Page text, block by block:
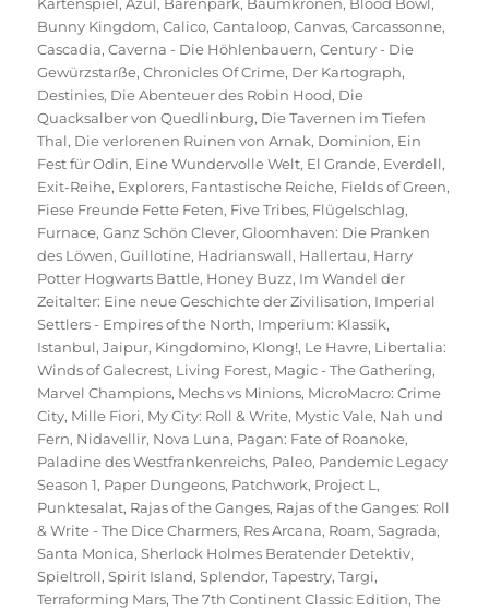
Bunny Kingdom,Calico,Cantaloop,Canvas,Carcassonne,
Cascadia,Caverna - Die Höhlenbauern,Century - Die
Gewürzstarße,Chronicles Of Crime, Der Kartograph,
Destinies, Die Abenteuer des Robin Hood, Die
Quacksalber von Quedlinburg, Die Tavernen im Tiefen
Thal, Die verlorenen Ruinen von Arnak, Dominion, Ein
Fest für Odin, Eine Wundervolle Welt, El Grande, Everdell,
Exit-Reihe, Explorers, Fantastische Reiche, Fields of Green,
Fiese Freunde Fette Feten, Five Tribes, Flügelschlag,
Furnace,Ganz Schön Clever,Gloomhaven: Die Pranken
des Löwen,Guillotine, Hadrianswall, Hallertau, Harry
Potter Hogwarts Battle, Honey Buzz, Im Wandel der
Zeitalter: Eine neue Geschichte der Zivilisation, Imperial
Settlers - Empires of the North, Imperium: Klassik,
Istanbul,Jaipur, Kingdomino, Klong!, Le Havre, Libertalia:
Winds of Galecrest, Living Forest, Magic - The Gathering,
Marvel Champions, Mechs vs Minions, MicroMacro: Crime
City, Mille Fiori, My City: Roll & Write, Mystic Vale, Nah und
Fern, Nidavellir, Nova Luna, Pagan: Fate of Roanoke,
Paladine des Westfrankenreichs, Paleo, Pandemic Legacy
Season 1, Paper Dungeons, Patchwork, Project L ,
Punktesalat, Rajas of the Ganges, Rajas of the Ganges: Roll
& Write - The Dice Charmers, Res Arcana, Roam,Sagrada,
Santa Monica,Sherlock Holmes Beratender Detektiv,
Spieltroll,Spirit Island,Splendor,Tapestry,Targi,
Terraforming Mars,The 7th Continent Classic Edition,The